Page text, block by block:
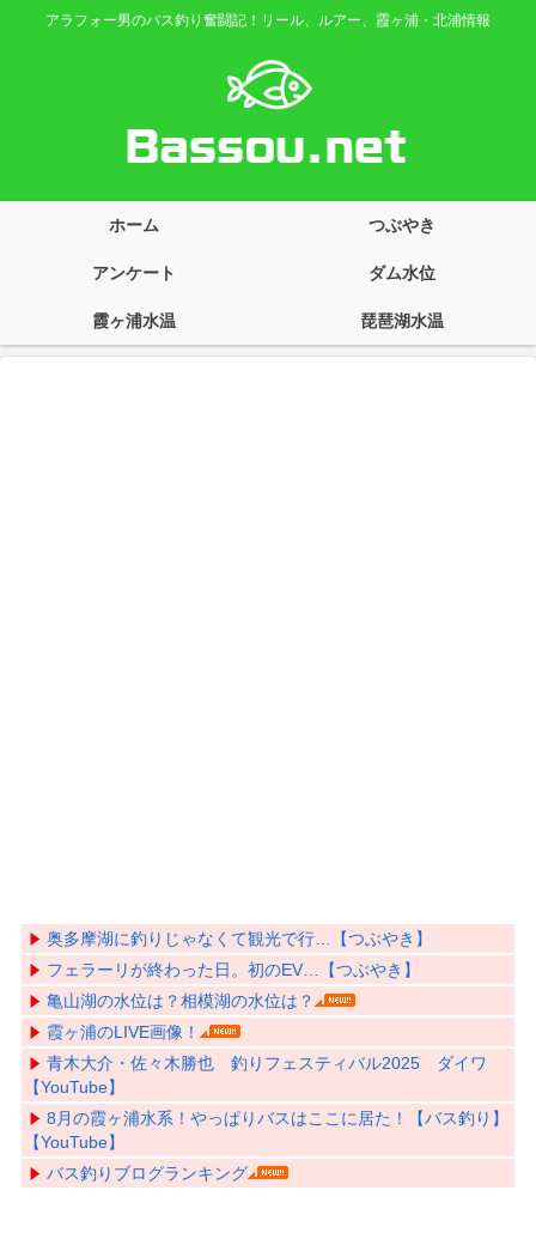
アラフォー男のバス釣り奮闘記！リール、ルアー、霞ヶ浦・北浦情報
ホーム つぶやき
アンケート ダム水位
霞ヶ浦水温 琵琶湖水温
奥多摩湖に釣りじゃなくて観光で行…【つぶやき】
フェラーリが終わった日。初のEV…【つぶやき】
亀山湖の水位は？相模湖の水位は？
霞ヶ浦のLIVE画像！
青木大介・佐々木勝也 釣りフェスティバル2025 ダイワ
【YouTube】
8月の霞ヶ浦水系！やっぱりバスはここに居た！【バス釣り】
【YouTube】
バス釣りブログランキング